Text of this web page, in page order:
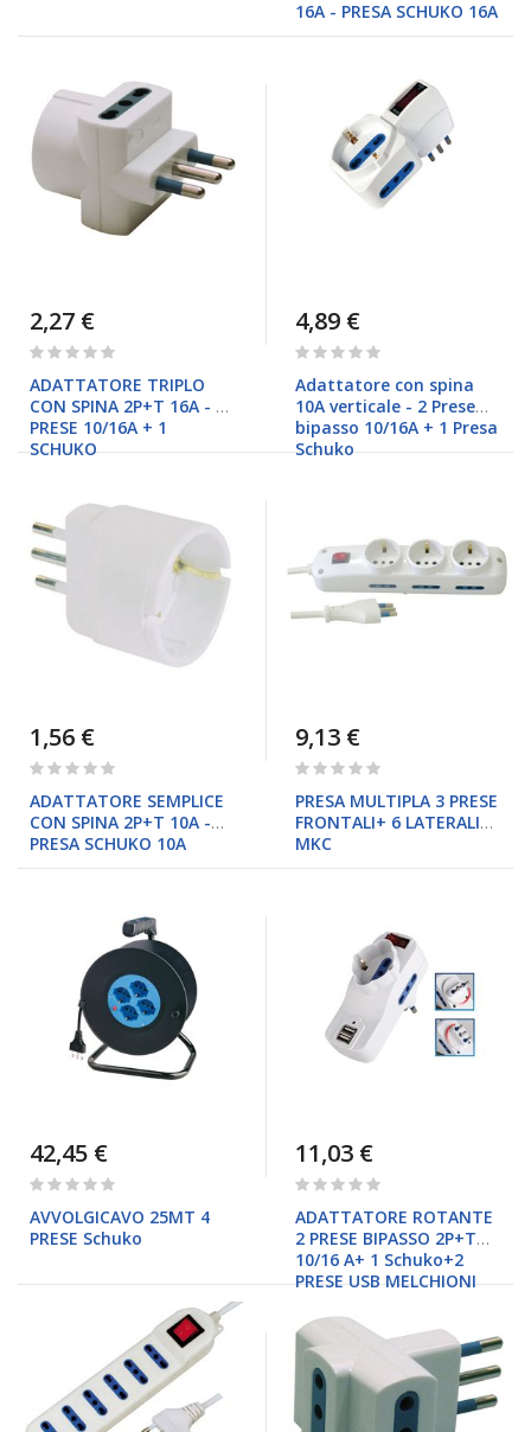
16A - PRESA SCHUKO 16A
2,27 €
Rating:
ADATTATORE TRIPLO
CON SPINA 2P+T 16A - 2
PRESE 10/16A + 1
SCHUKO
4,89 €
Rating:
Adattatore con spina
10A verticale - 2 Prese
bipasso 10/16A + 1 Presa
Schuko
1,56 €
Rating:
ADATTATORE SEMPLICE
CON SPINA 2P+T 10A -
PRESA SCHUKO 10A
9,13 €
Rating:
PRESA MULTIPLA 3 PRESE
FRONTALI+ 6 LATERALI
MKC
42,45 €
Rating:
AVVOLGICAVO 25MT 4
PRESE Schuko
11,03 €
Rating:
ADATTATORE ROTANTE
2 PRESE BIPASSO 2P+T
10/16 A+ 1 Schuko+2
PRESE USB MELCHIONI